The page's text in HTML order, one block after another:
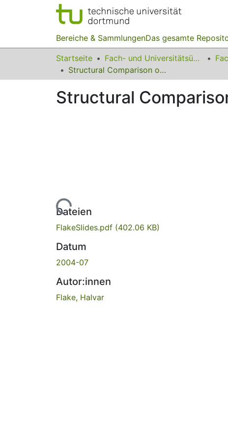
Bereiche & SammlungenDas gesamte
Startseite Fach- und Universitätsübergreifendes
Structural Comparison of Executable Objects
Structural
Lade...
Dateien
FlakeSlides.pdf (402.06 KB)
Datum
2004-07
Autor:innen
Flake, Halvar